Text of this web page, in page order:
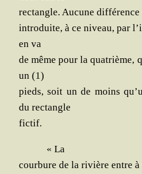
rec­tangle. Aucune dif­fé­rence
intro­duite, à ce niveau, par
en va
de même pour la qua­trième,
un (1)
pieds, soit un de moins
du rectangle
fictif.
« La
cour­bure de la rivière entre à